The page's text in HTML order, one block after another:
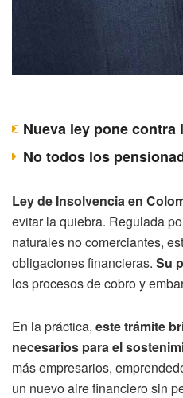
Nueva ley pone
No todos los
Ley de Insolvencia en
evitar la quiebra. Regulada
naturales no comerciantes,
obligaciones financieras. Su
los procesos de cobro y
En la práctica, este trámite
necesarios para el
más empresarios,
un nuevo aire financiero sin